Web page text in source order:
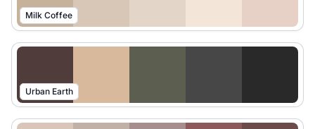
Milk Coffee
Urban Earth